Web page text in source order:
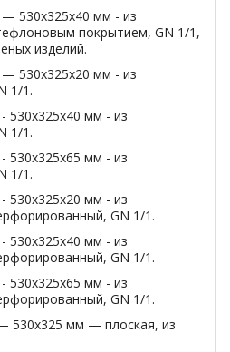
530х325х40 мм - из
покрытием, GN 1/1,
изделий.
530х325х20 мм - из
1/1.
530х325х40 мм - из
1/1.
530х325х65 мм - из
1/1.
530х325х20 мм - из
GN 1/1.
530х325х40 мм - из
GN 1/1.
530х325х65 мм - из
GN 1/1.
530х325 мм — плоская, из